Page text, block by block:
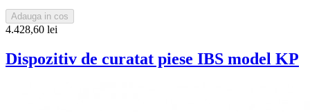
Adauga in cos
4.428,60 lei
Dispozitiv de curatat piese IBS model KP